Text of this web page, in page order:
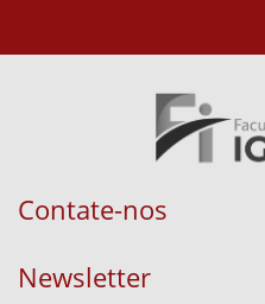
Contate-nos
Newsletter